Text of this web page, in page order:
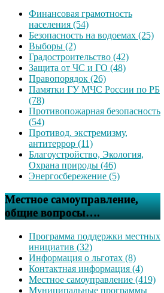
Финансовая грамотность
населения (54)
Безопасность на водоемах (25)
Выборы (2)
Градостроительство (42)
Защита от ЧС и ГО (48)
Правопорядок (26)
Памятки ГУ МЧС России по РБ
(78)
Противопожарная безопасность
(54)
Противод. экстремизму,
антитеррор (11)
Благоустройство, Экология,
Охрана природы (46)
Энергосбережение (5)
Местное самоуправление,
общие вопросы….
Программа поддержки местных
инициатив (32)
Информация о льготах (8)
Контактная информация (4)
Местное самоуправление (419)
Муниципальные программы